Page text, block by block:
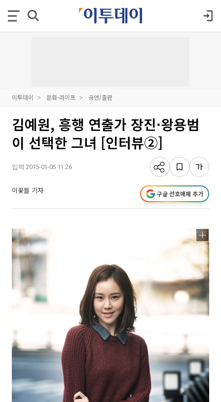
이투데이 문화·라이프 공연/출판
김예원, 흥행 연출가 장진·왕용범
이 선택한 그녀 [인터뷰②]
입력 2015-01-05 11:26
이꽃들 기자 구글 선호매체 추가